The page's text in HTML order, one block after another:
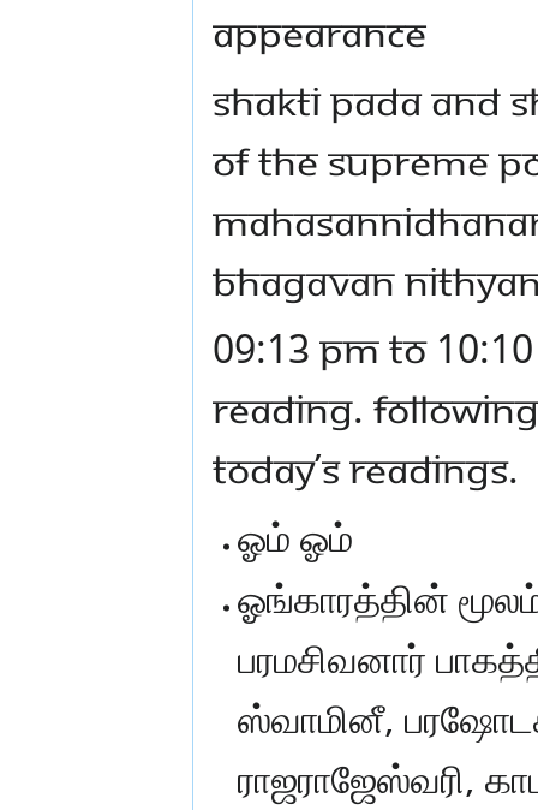
APPEARANCE
SHAKTI PADA AND
OF THE SUPREME
BHAGAVAN
09:13 PM TO 10:10
READING.
TODAY’S READINGS.
ஓம் ஓம்
ஓங்காரத்தின்
பரமசிவனார்
ஸ்வாமினீ,
ராஜராஜேஸ்வரி,